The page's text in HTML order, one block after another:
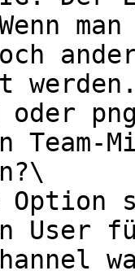
Team-
User